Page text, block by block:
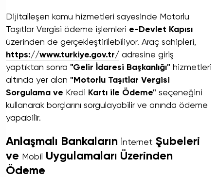
Dijitalleşen kamu hizmetleri sayesinde Motorlu
Taşıtlar Vergisi ödeme işlemleri e-Devlet Kapısı
üzerinden de gerçekleştirilebiliyor. Araç sahipleri,
https://www.turkiye.gov.tr/ adresine giriş
yaptıktan sonra "Gelir İdaresi Başkanlığı" hizmetleri
altında yer alan "Motorlu Taşıtlar Vergisi
Sorgulama ve Kredi Kartı ile Ödeme" seçeneğini
kullanarak borçlarını sorgulayabilir ve anında ödeme
yapabilir.
Anlaşmalı Bankaların İnternet Şubeleri
ve Mobil
Uygulamaları Üzerinden
Ödeme